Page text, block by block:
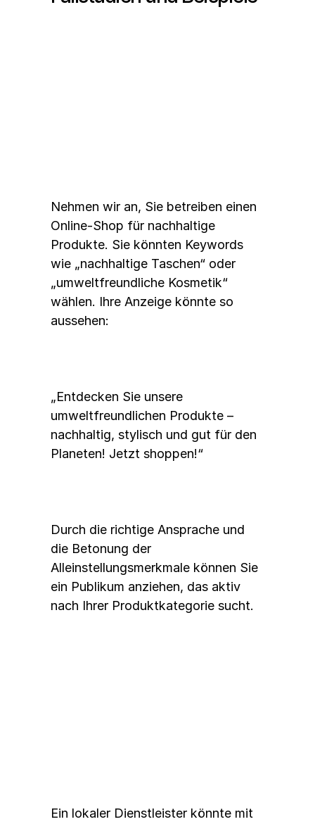
Nehmen wir an, Sie betreiben einen
Online-Shop für nachhaltige
Produkte. Sie könnten Keywords
wie „nachhaltige Taschen“ oder
„umweltfreundliche Kosmetik“
wählen. Ihre Anzeige könnte so
aussehen:
„Entdecken Sie unsere
umweltfreundlichen Produkte –
nachhaltig, stylisch und gut für den
Planeten! Jetzt shoppen!“
Durch die richtige Ansprache und
die Betonung der
Alleinstellungsmerkmale können Sie
ein Publikum anziehen, das aktiv
nach Ihrer Produktkategorie sucht.
Ein lokaler Dienstleister könnte mit